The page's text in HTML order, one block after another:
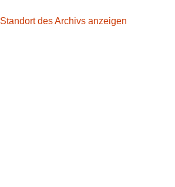
Standort des Archivs anzeigen